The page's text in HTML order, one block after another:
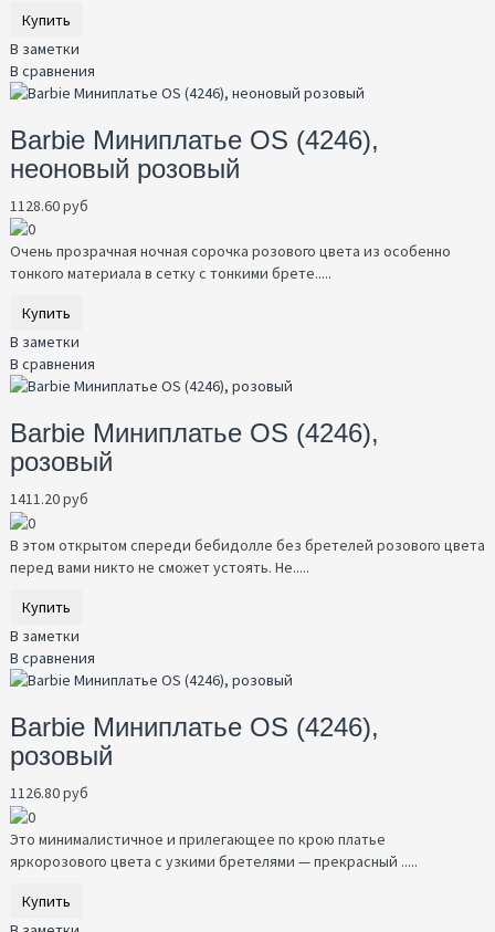
Купить
В заметки
В сравнения
Barbie Миниплатье OS (4246),
неоновый розовый
1128.60 руб
Очень прозрачная ночная сорочка розового цвета из особенно
тонкого материала в сетку с тонкими брете.....
Купить
В заметки
В сравнения
Barbie Миниплатье OS (4246),
розовый
1411.20 руб
В этом открытом спереди бебидолле без бретелей розового цвета
перед вами никто не сможет устоять. Не.....
Купить
В заметки
В сравнения
Barbie Миниплатье OS (4246),
розовый
1126.80 руб
Это минималистичное и прилегающее по крою платье
яркорозового цвета с узкими бретелями — прекрасный .....
Купить